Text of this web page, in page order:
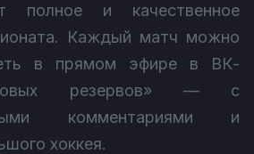
полное и качественное
Каждый матч можно
в прямом эфире в ВК-
резервов» — с
комментариями и
хоккея.